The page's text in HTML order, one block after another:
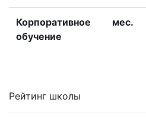
Корпоративное
обучение
меc.
Рейтинг школы